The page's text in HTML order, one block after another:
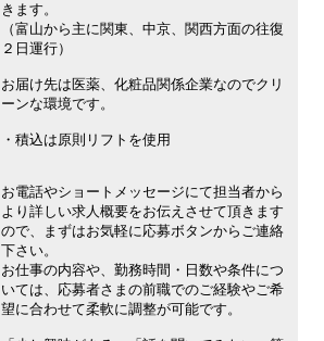
きます。
（富山から主に関東、中京、関西方面の往復
２日運行）
お届け先は医薬、化粧品関係企業なのでクリ
ーンな環境です。
・積込は原則リフトを使用
お電話やショートメッセージにて担当者から
より詳しい求人概要をお伝えさせて頂きます
ので、まずはお気軽に応募ボタンからご連絡
下さい。
お仕事の内容や、勤務時間・日数や条件につ
いては、応募者さまの前職でのご経験やご希
望に合わせて柔軟に調整が可能です。